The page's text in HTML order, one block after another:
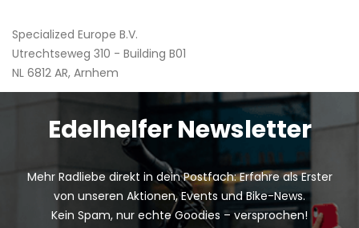
Specialized Europe B.V.
Utrechtseweg 310 - Building B01
NL 6812 AR, Arnhem
Edelhelfer Newsletter
Mehr Radliebe direkt in dein Postfach: Erfahre als Erster
von unseren Aktionen, Events und Bike-News.
Kein Spam, nur echte Goodies – versprochen!